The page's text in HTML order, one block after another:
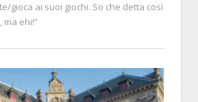
gioca ai suoi giochi. So che detta così
ma ehi!”